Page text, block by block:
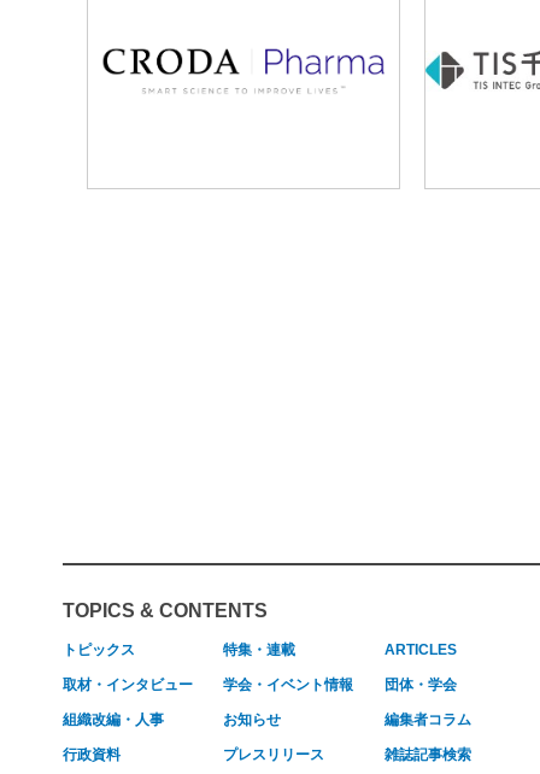
TOPICS & CONTENTS
トピックス 特集・連載 ARTICLES
取材・インタビュー 学会・イベント情報 団体・学会
組織改編・人事 お知らせ 編集者コラム
行政資料 プレスリリース 雑誌記事検索